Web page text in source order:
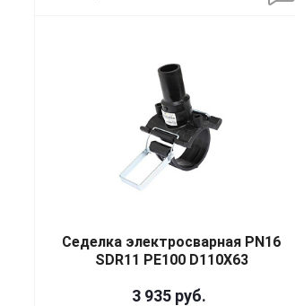
Седелка электросварная PN16
SDR11 PE100 D110X63
3 935 руб.